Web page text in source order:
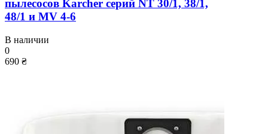
пылесосов Karcher серий NT 30/1, 38/1,
48/1 и MV 4-6
В наличии
0
690 ₴